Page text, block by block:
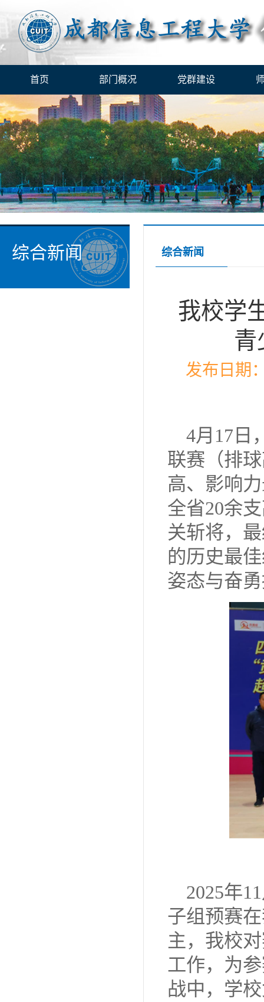
首页 部门概况 党群建设
综合新闻 综合新闻
我校学
青
发布日期
4月17日
联赛（排
高、影响
全省20余
关斩将，
的历史最
姿态与奋
2025年
子组预赛
主，我校
工作，为
战中，学